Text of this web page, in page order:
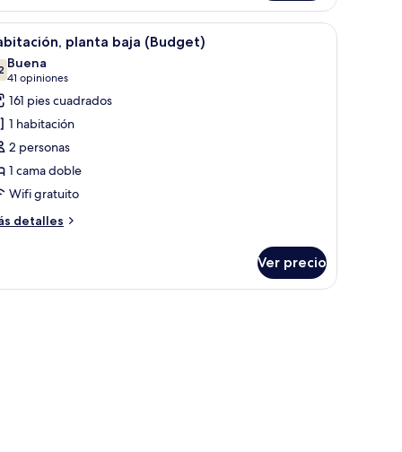
armario de madera, una mesita de noche con teléfono y un baño con
Una habitación de hotel con dos camas, un
6 planta baja (Budget)
de 10
Buena
41 opiniones
(41
opiniones)
161 pies cuadrados
1 habitación
2 personas
1 cama doble
Wifi gratuito
detalles
Ver precio